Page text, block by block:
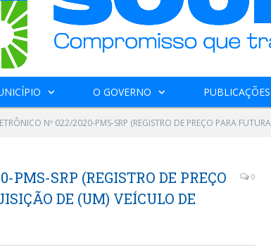
O GOVERNO PUBLICAÇÕES
Nº 022/2020-PMS-SRP (REGISTRO DE PREÇO PARA
PMS-SRP (REGISTRO DE PREÇO
DE (UM) VEÍCULO DE
0